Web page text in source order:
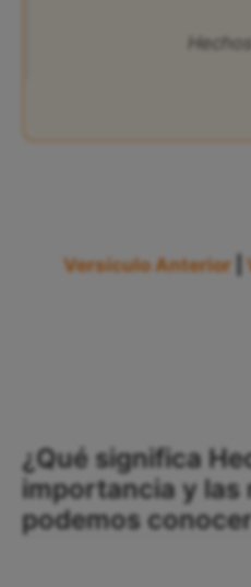
Versículo Anterior
¿Qué significa
importancia y las
podemos